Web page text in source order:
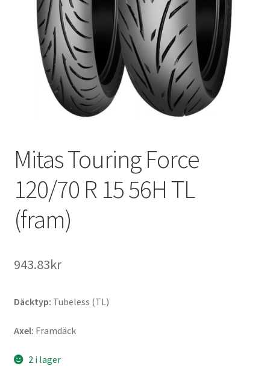
Mitas Touring Force
120/70 R 15 56H TL
(fram)
943.83kr
Däcktyp: Tubeless (TL)
Axel: Framdäck
2 i lager